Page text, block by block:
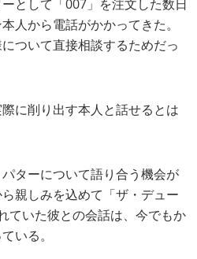
として「007」を注文した数日
人から電話がかかってきた。
ついて直接相談するためだっ
に削り出す本人と話せるとは
ターについて語り合う機会が
親しみを込めて「ザ・デュー
ていた彼との会話は、今でもか
いる。